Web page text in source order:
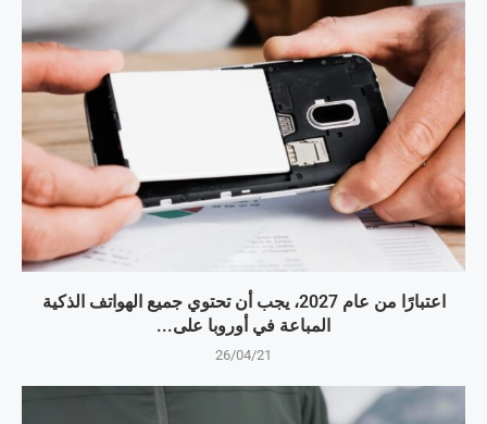
اعتبارًا من عام 2027، يجب أن تحتوي جميع الهواتف الذكية
المباعة في أوروبا على...
26/04/21